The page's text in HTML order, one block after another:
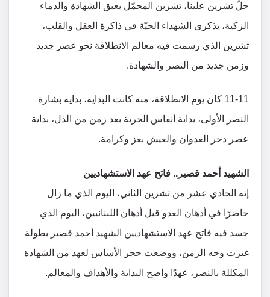
حلّ تشرين علينا، تشرين المحمّل بعبق الشهادة والدماء
الزكية، بذكرى الشهداء الحيّة في ذاكرة العقل والقلب،
تشرين الذي رسمت فيه معالم الانطلاقة نحو عصر جديد
وزمن جديد من النصر والشهادة.
11-11 كان يوم الانطلاقة، منه كانت البداية، بداية بشارة
النصر الأولى، بداية أنفاس الحرية بعد زمن من الذل، بداية
عصر دحر العدوان والعيش بعز وكرامة.
الشهيد أحمد قصير.. فاتح عهد الاستشهاديين
إنه الحادي عشر من تشرين الثاني، اليوم الذي ما زال
حاضرًا في أذهان العدو قبل أذهان اللبنانيين، اليوم الذي
جسد فيه فاتح عهد الاستشهاديين الشهيد أحمد قصير بطولة
غيرت وجه الزمن، ووضعت حجر الأساس لعهد من الشهادة
المكللة بالنصر، عهدًا واضح البداية والأهداف والمعالم.